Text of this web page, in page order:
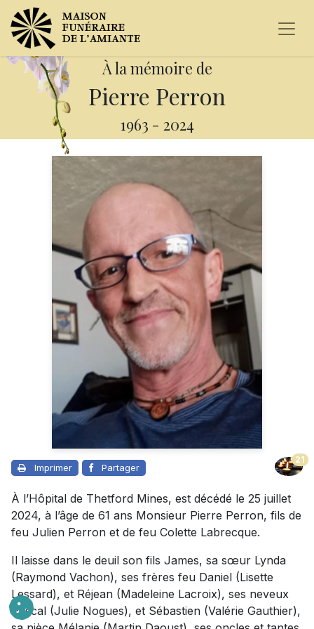
À la mémoire de
Pierre Perron
1963 - 2024
Imprimer Partager
21
À l’Hôpital de Thetford Mines, est décédé le 25 juillet
2024, à l’âge de 61 ans Monsieur Pierre Perron, fils de
feu Julien Perron et de feu Colette Labrecque.
Il laisse dans le deuil son fils James, sa sœur Lynda
(Raymond Vachon), ses frères feu Daniel (Lisette
Lessard), et Réjean (Madeleine Lacroix), ses neveux
Pascal (Julie Nogues), et Sébastien (Valérie Gauthier),